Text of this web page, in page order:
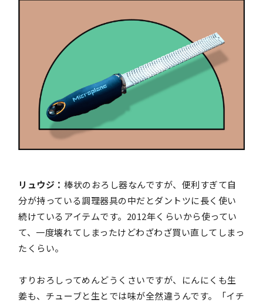
リュウジ： 棒状のおろし器なんですが、便利すぎて自
分が持っている調理器具の中だとダントツに長く使い
続けているアイテムです。2012年くらいから使ってい
て、一度壊れてしまったけどわざわざ買い直してしまっ
たくらい。
すりおろしってめんどうくさいですが、にんにくも生
姜も、チューブと生とでは味が全然違うんです。「イチ